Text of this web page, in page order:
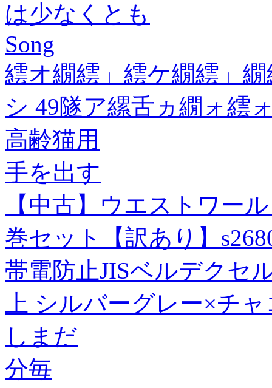
は少なくとも
Song
繧オ繝繧」繧ケ繝繧」
シ 49隧ア縲舌ヵ繝ォ繧
高齢猫用
手を出す
【中古】ウエストワー
巻セット【訳あり】
帯電防止JISベルデクセ
上 シルバーグレー×チ
しまだ
分毎